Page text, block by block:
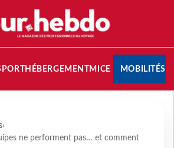
HÉBERGEMENTMICE MOBILITÉS
›
ne performent pas… et comment